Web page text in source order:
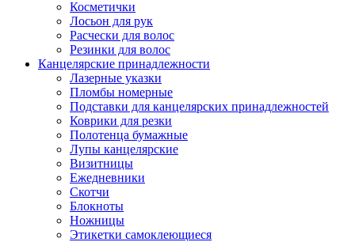
Косметички
Лосьон для рук
Расчески для волос
Резинки для волос
Канцелярские принадлежности
Лазерные указки
Пломбы номерные
Подставки для канцелярских принадлежностей
Коврики для резки
Полотенца бумажные
Лупы канцелярские
Визитницы
Ежедневники
Скотчи
Блокноты
Ножницы
Этикетки самоклеющиеся